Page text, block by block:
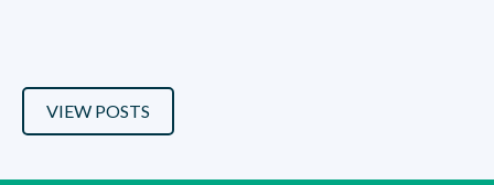
VIEW POSTS